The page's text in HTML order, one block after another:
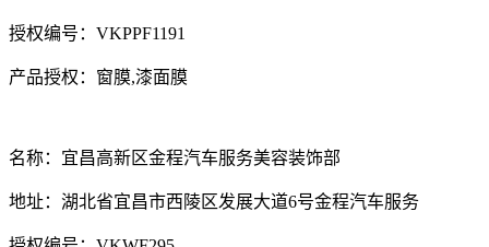
授权编号：VKPPF1191
产品授权：窗膜,漆面膜
名称：宜昌高新区金程汽车服务美容装饰部
地址：湖北省宜昌市西陵区发展大道6号金程汽车服务